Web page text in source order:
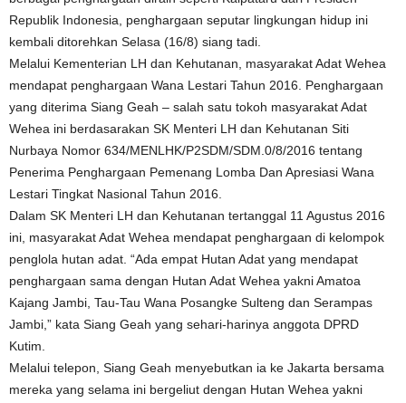
Republik Indonesia, penghargaan seputar lingkungan hidup ini
kembali ditorehkan Selasa (16/8) siang tadi.
Melalui Kementerian LH dan Kehutanan, masyarakat Adat Wehea
mendapat penghargaan Wana Lestari Tahun 2016. Penghargaan
yang diterima Siang Geah – salah satu tokoh masyarakat Adat
Wehea ini berdasarakan SK Menteri LH dan Kehutanan Siti
Nurbaya Nomor 634/MENLHK/P2SDM/SDM.0/8/2016 tentang
Penerima Penghargaan Pemenang Lomba Dan Apresiasi Wana
Lestari Tingkat Nasional Tahun 2016.
Dalam SK Menteri LH dan Kehutanan tertanggal 11 Agustus 2016
ini, masyarakat Adat Wehea mendapat penghargaan di kelompok
penglola hutan adat. “Ada empat Hutan Adat yang mendapat
penghargaan sama dengan Hutan Adat Wehea yakni Amatoa
Kajang Jambi, Tau-Tau Wana Posangke Sulteng dan Serampas
Jambi,” kata Siang Geah yang sehari-harinya anggota DPRD
Kutim.
Melalui telepon, Siang Geah menyebutkan ia ke Jakarta bersama
mereka yang selama ini bergeliut dengan Hutan Wehea yakni